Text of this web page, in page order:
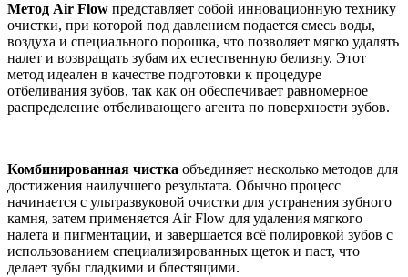
Метод Air Flow представляет собой инновационную технику
очистки, при которой под давлением подается смесь воды,
воздуха и специального порошка, что позволяет мягко удалять
налет и возвращать зубам их естественную белизну. Этот
метод идеален в качестве подготовки к процедуре
отбеливания зубов, так как он обеспечивает равномерное
распределение отбеливающего агента по поверхности зубов.
Комбинированная чистка объединяет несколько методов для
достижения наилучшего результата. Обычно процесс
начинается с ультразвуковой очистки для устранения зубного
камня, затем применяется Air Flow для удаления мягкого
налета и пигментации, и завершается всё полировкой зубов с
использованием специализированных щеток и паст, что
делает зубы гладкими и блестящими.